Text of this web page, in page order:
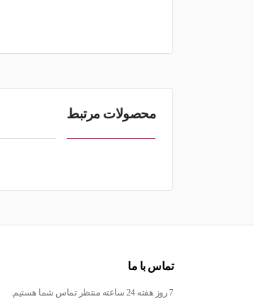
محصولات مرتبط
تماس با ما
7 روز هفته 24 ساعته منتظر تماس شما هستیم.